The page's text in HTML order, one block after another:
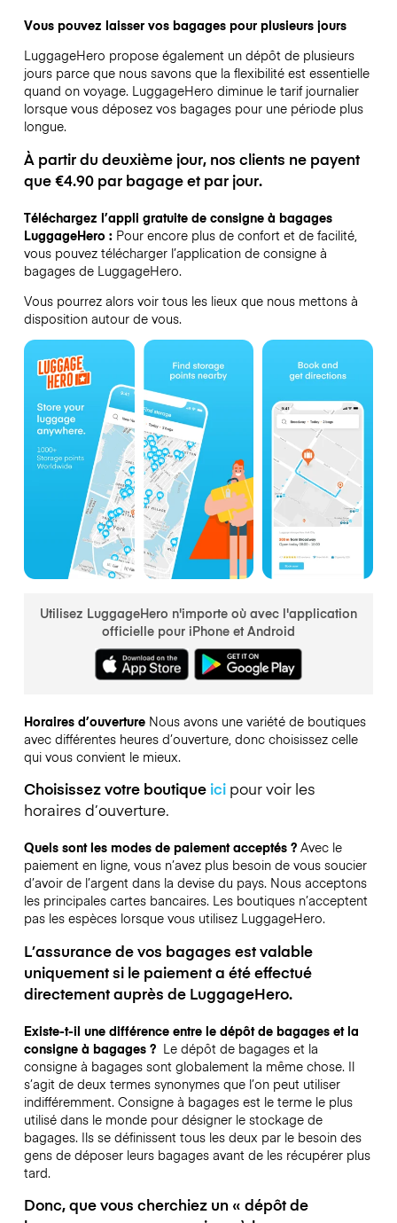
Vous pouvez laisser vos bagages pour plusieurs jours
LuggageHero propose également un dépôt de plusieurs
jours parce que nous savons que la flexibilité est essentielle
quand on voyage. LuggageHero diminue le tarif journalier
lorsque vous déposez vos bagages pour une période plus
longue.
À partir du deuxième jour, nos clients ne payent
que €4.90 par bagage et par jour.
Téléchargez l’appli gratuite de consigne à bagages
LuggageHero :Pour encore plus de confort et de facilité,
vous pouvez télécharger l’application de consigne à
bagages de LuggageHero.
Vous pourrez alors voir tous les lieux que nous mettons à
disposition autour de vous.
Utilisez LuggageHero n'importe où avec l'application
officielle pour iPhone et Android
Horaires d’ouverture Nous avons une variété de boutiques
avec différentes heures d’ouverture, donc choisissez celle
qui vous convient le mieux.
Choisissez votre boutique icipour voir les
horaires d’ouverture.
Quels sont les modes de paiement acceptés ? Avec le
paiement en ligne, vous n’avez plus besoin de vous soucier
d’avoir de l’argent dans la devise du pays. Nous acceptons
les principales cartes bancaires. Les boutiques n’acceptent
pas les espèces lorsque vous utilisez LuggageHero.
L’assurance de vos bagages est valable
uniquement si le paiement a été effectué
directement auprès de LuggageHero.
Existe-t-il une différence entre le dépôt de bagages et la
consigne à bagages ? Le dépôt de bagages et la
consigne à bagages sont globalement la même chose. Il
s’agit de deux termes synonymes que l’on peut utiliser
indifféremment. Consigne à bagages est le terme le plus
utilisé dans le monde pour désigner le stockage de
bagages. Ils se définissent tous les deux par le besoin des
gens de déposer leurs bagages avant de les récupérer plus
tard.
Donc, que vous cherchiez un « dépôt de